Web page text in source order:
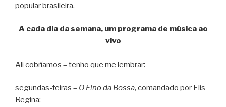
popular brasileira.
A cada dia da semana, um programa de música ao
vivo
Ali cobríamos – tenho que me lembrar:
segundas-feiras – O Fino da Bossa, comandado por Elis
Regina;